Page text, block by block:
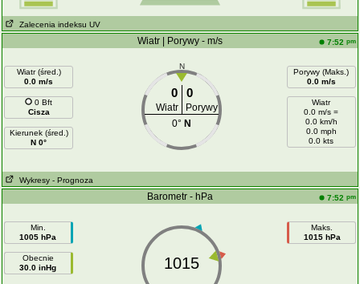
Zalecenia indeksu UV
Wiatr | Porywy - m/s 7:52 pm
Wiatr (śred.)
0.0 m/s
0 Bft
Cisza
Kierunek (śred.)
N 0°
N
0 0
Wiatr
Porywy
0° N
Porywy (Maks.)
0.0 m/s
Wiatr
0.0 m/s =
0.0 km/h
0.0 mph
0.0 kts
Wykresy - Prognoza
Barometr - hPa 7:52 pm
Min.
1005 hPa
Obecnie
30.0 inHg
1015
Maks.
1015 hPa